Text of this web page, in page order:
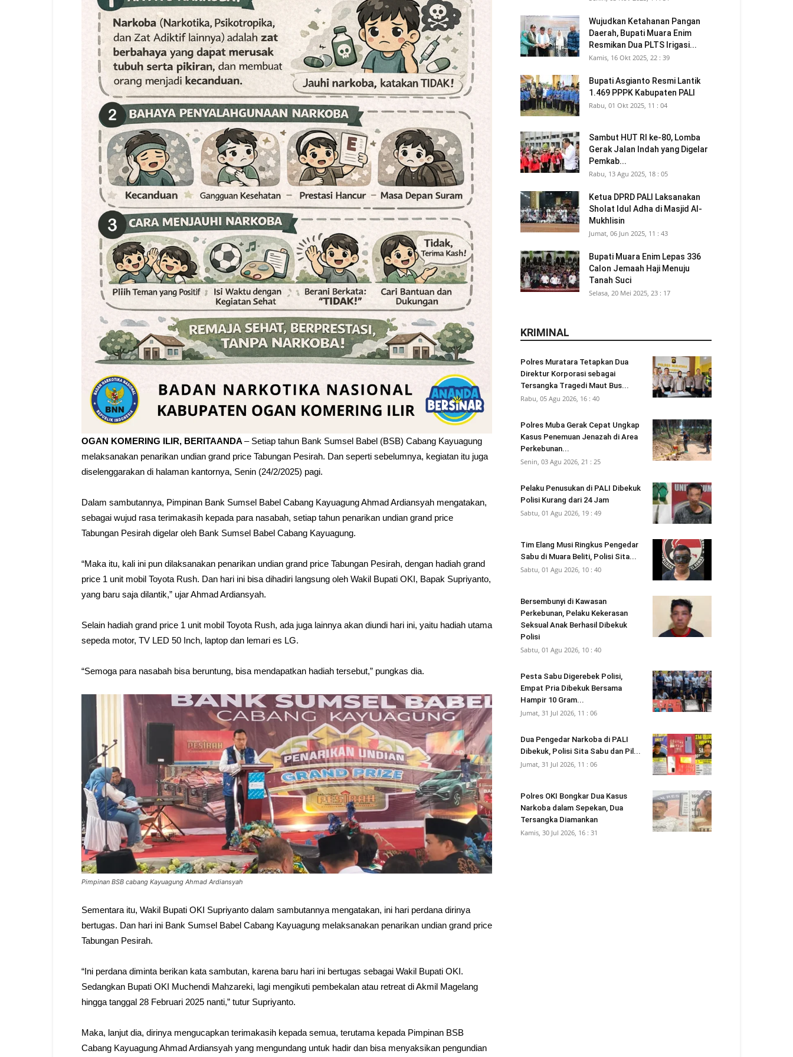
OGAN KOMERING ILIR, BERITAANDA – Setiap tahun Bank Sumsel Babel (BSB) Cabang Kayuagung
melaksanakan penarikan undian grand price Tabungan Pesirah. Dan seperti sebelumnya, kegiatan itu juga
diselenggarakan di halaman kantornya, Senin (24/2/2025) pagi.
Dalam sambutannya, Pimpinan Bank Sumsel Babel Cabang Kayuagung Ahmad Ardiansyah mengatakan,
sebagai wujud rasa terimakasih kepada para nasabah, setiap tahun penarikan undian grand price
Tabungan Pesirah digelar oleh Bank Sumsel Babel Cabang Kayuagung.
“Maka itu, kali ini pun dilaksanakan penarikan undian grand price Tabungan Pesirah, dengan hadiah grand
price 1 unit mobil Toyota Rush. Dan hari ini bisa dihadiri langsung oleh Wakil Bupati OKI, Bapak Supriyanto,
yang baru saja dilantik,” ujar Ahmad Ardiansyah.
Selain hadiah grand price 1 unit mobil Toyota Rush, ada juga lainnya akan diundi hari ini, yaitu hadiah utama
sepeda motor, TV LED 50 Inch, laptop dan lemari es LG.
“Semoga para nasabah bisa beruntung, bisa mendapatkan hadiah tersebut,” pungkas dia.
Pimpinan BSB cabang Kayuagung Ahmad Ardiansyah
Sementara itu, Wakil Bupati OKI Supriyanto dalam sambutannya mengatakan, ini hari perdana dirinya
bertugas. Dan hari ini Bank Sumsel Babel Cabang Kayuagung melaksanakan penarikan undian grand price
Tabungan Pesirah.
“Ini perdana diminta berikan kata sambutan, karena baru hari ini bertugas sebagai Wakil Bupati OKI.
Sedangkan Bupati OKI Muchendi Mahzareki, lagi mengikuti pembekalan atau retreat di Akmil Magelang
hingga tanggal 28 Februari 2025 nanti,” tutur Supriyanto.
Maka, lanjut dia, dirinya mengucapkan terimakasih kepada semua, terutama kepada Pimpinan BSB
Cabang Kayuagung Ahmad Ardiansyah yang mengundang untuk hadir dan bisa menyaksikan pengundian
Wujudkan Ketahanan Pangan
Daerah, Bupati Muara Enim
Resmikan Dua PLTS Irigasi...
Kamis, 16 Okt 2025, 22 : 39
Bupati Asgianto Resmi Lantik
1.469 PPPK Kabupaten PALI
Rabu, 01 Okt 2025, 11 : 04
Sambut HUT RI ke-80, Lomba
Gerak Jalan Indah yang Digelar
Pemkab...
Rabu, 13 Agu 2025, 18 : 05
Ketua DPRD PALI Laksanakan
Sholat Idul Adha di Masjid Al-
Mukhlisin
Jumat, 06 Jun 2025, 11 : 43
Bupati Muara Enim Lepas 336
Calon Jemaah Haji Menuju
Tanah Suci
Selasa, 20 Mei 2025, 23 : 17
KRIMINAL
Polres Muratara Tetapkan Dua
Direktur Korporasi sebagai
Tersangka Tragedi Maut Bus...
Rabu, 05 Agu 2026, 16 : 40
Polres Muba Gerak Cepat Ungkap
Kasus Penemuan Jenazah di Area
Perkebunan...
Senin, 03 Agu 2026, 21 : 25
Pelaku Penusukan di PALI Dibekuk
Polisi Kurang dari 24 Jam
Sabtu, 01 Agu 2026, 19 : 49
Tim Elang Musi Ringkus Pengedar
Sabu di Muara Beliti, Polisi Sita...
Sabtu, 01 Agu 2026, 10 : 40
Bersembunyi di Kawasan
Perkebunan, Pelaku Kekerasan
Seksual Anak Berhasil Dibekuk
Polisi
Sabtu, 01 Agu 2026, 10 : 40
Pesta Sabu Digerebek Polisi,
Empat Pria Dibekuk Bersama
Hampir 10 Gram...
Jumat, 31 Jul 2026, 11 : 06
Dua Pengedar Narkoba di PALI
Dibekuk, Polisi Sita Sabu dan Pil...
Jumat, 31 Jul 2026, 11 : 06
Polres OKI Bongkar Dua Kasus
Narkoba dalam Sepekan, Dua
Tersangka Diamankan
Kamis, 30 Jul 2026, 16 : 31